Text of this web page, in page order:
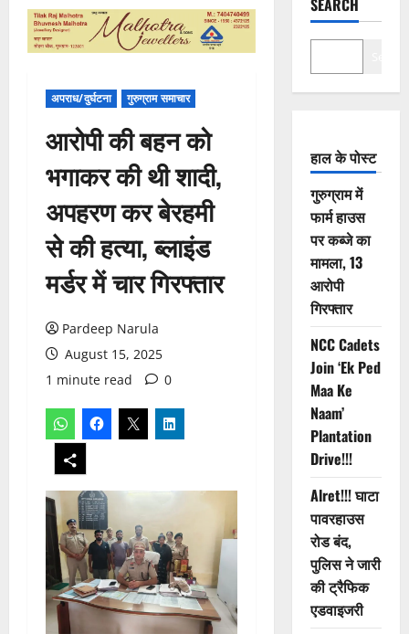
अपराध/दुर्घटना गुरुग्राम समाचार
आरोपी की बहन को
भगाकर की थी शादी,
अपहरण कर बेरहमी
से की हत्या, ब्लाइंड
मर्डर में चार गिरफ्तार
Pardeep Narula
August 15, 2025
1 minute read
0
SEARCH
हाल के पोस्ट
गुरुग्राम में
फार्म हाउस
पर कब्जे का
मामला, 13
आरोपी
गिरफ्तार
NCC Cadets
Join ‘Ek Ped
Maa Ke
Naam’
Plantation
Drive!!!
Alret!!! घाटा
पावरहाउस
रोड बंद,
पुलिस ने जारी
की ट्रैफिक
एडवाइजरी